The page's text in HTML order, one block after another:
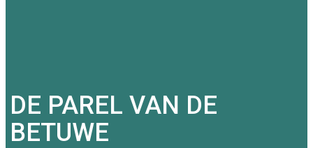
DE PAREL VAN DE
BETUWE